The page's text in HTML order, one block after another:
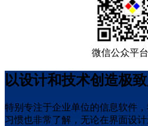
微信公众平台
以设计和技术创造极致
特别专注于企业单位的信息软件
习惯也非常了解，无论在界面设